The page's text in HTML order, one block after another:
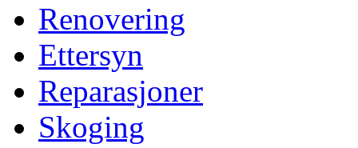
Renovering
Ettersyn
Reparasjoner
Skoging